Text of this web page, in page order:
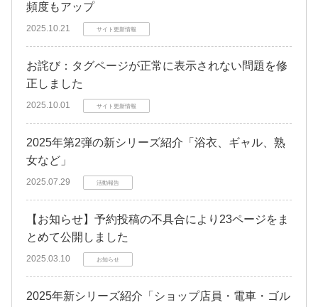
頻度もアップ
2025.10.21 サイト更新情報
お詫び：タグページが正常に表示されない問題を修
正しました
2025.10.01 サイト更新情報
2025年第2弾の新シリーズ紹介「浴衣、ギャル、熟
女など」
2025.07.29 活動報告
【お知らせ】予約投稿の不具合により23ページをま
とめて公開しました
2025.03.10 お知らせ
2025年新シリーズ紹介「ショップ店員・電車・ゴル